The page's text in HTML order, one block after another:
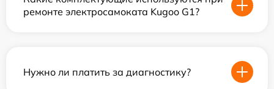
ремонте электросамоката Kugoo G1?
Нужно ли платить за диагностику?